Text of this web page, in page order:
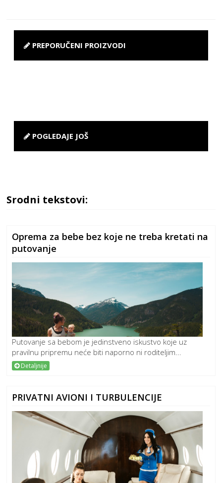
PREPORUČENI PROIZVODI
POGLEDAJE JOŠ
Srodni tekstovi:
Oprema za bebe bez koje ne treba kretati na
putovanje
Putovanje sa bebom je jedinstveno iskustvo koje uz
pravilnu pripremu neće biti naporno ni roditeljim...
Detaljnije
PRIVATNI AVIONI I TURBULENCIJE